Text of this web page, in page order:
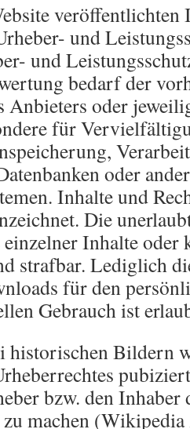
veröffentlichten
und
und
bedarf der
oder
für
oder
Inhalte und
Die
Inhalte oder
strafbar. Lediglich
für den
Gebrauch ist
historischen Bildern
bzw. den Inhaber
machen